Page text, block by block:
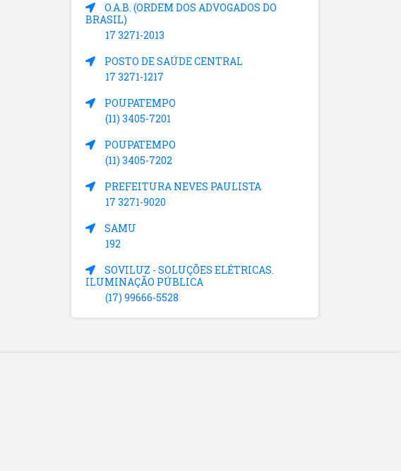
O.A.B. (ORDEM DOS ADVOGADOS DO
BRASIL)
17 3271-2013
POSTO DE SAÚDE CENTRAL
17 3271-1217
POUPATEMPO
(11) 3405-7201
POUPATEMPO
(11) 3405-7202
PREFEITURA NEVES PAULISTA
17 3271-9020
SAMU
192
SOVILUZ - SOLUÇÕES ELÉTRICAS.
ILUMINAÇÃO PÚBLICA
(17) 99666-5528